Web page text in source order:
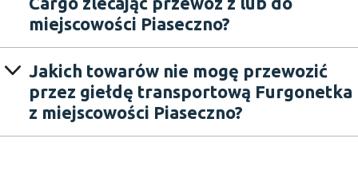
miejscowości Piaseczno?
Jakich towarów nie mogę przewozić
przez giełdę transportową Furgonetka
z miejscowości Piaseczno?